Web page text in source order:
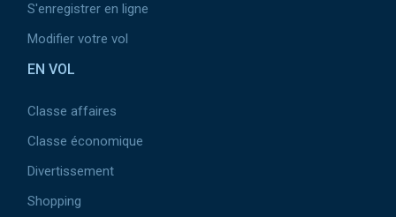
S'enregistrer en ligne
Modifier votre vol
EN VOL
Classe affaires
Classe économique
Divertissement
Shopping